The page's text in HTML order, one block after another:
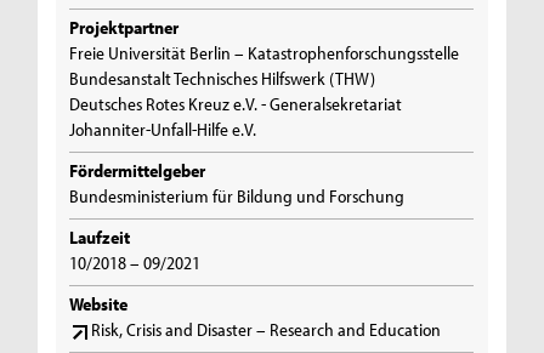
Projektpartner
Freie Universität Berlin – Katastrophenforschungsstelle
Bundesanstalt Technisches Hilfswerk (THW)
Deutsches Rotes Kreuz e.V. - Generalsekretariat
Johanniter-Unfall-Hilfe e.V.
Fördermittelgeber
Bundesministerium für Bildung und Forschung
Laufzeit
10/2018 – 09/2021
Website
Risk, Crisis and Disaster – Research and Education